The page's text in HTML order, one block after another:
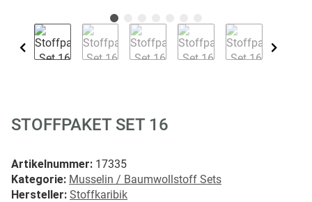
STOFFPAKET SET 16
Artikelnummer: 17335
Kategorie: Musselin / Baumwollstoff Sets
Hersteller: Stoffkaribik